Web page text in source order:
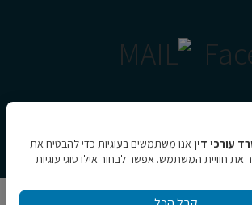
שמורות © צמח - שאשא, משרד עורכי דין
עורכי דין אנו משתמשים בעוגיות כדי להבטיח את
חוויית המשתמש. אפשר לבחור אילו סוגי עוגיות